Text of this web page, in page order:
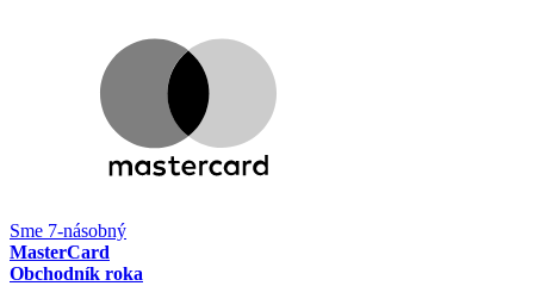
Sme 7-násobný
MasterCard
Obchodník roka